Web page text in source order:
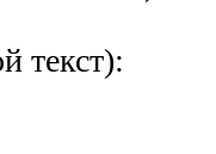
текст):